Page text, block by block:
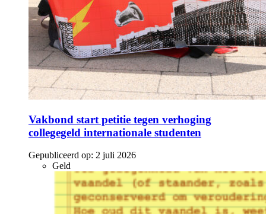
Vakbond start petitie tegen verhoging
collegegeld internationale studenten
Gepubliceerd op: 2 juli 2026
Geld